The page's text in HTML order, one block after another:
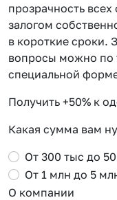
прозрачность
залогом
в короткие сроки.
вопросы можно по
специальной
Получить +50% к
Какая сумма вам
От 300 тыс до
От 1 млн до 5
О компании